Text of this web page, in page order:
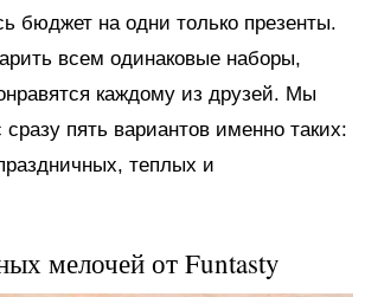
бюджет на одни только презенты.
всем одинаковые наборы,
каждому из друзей. Мы
пять вариантов именно таких:
теплых и
мелочей от Funtasty